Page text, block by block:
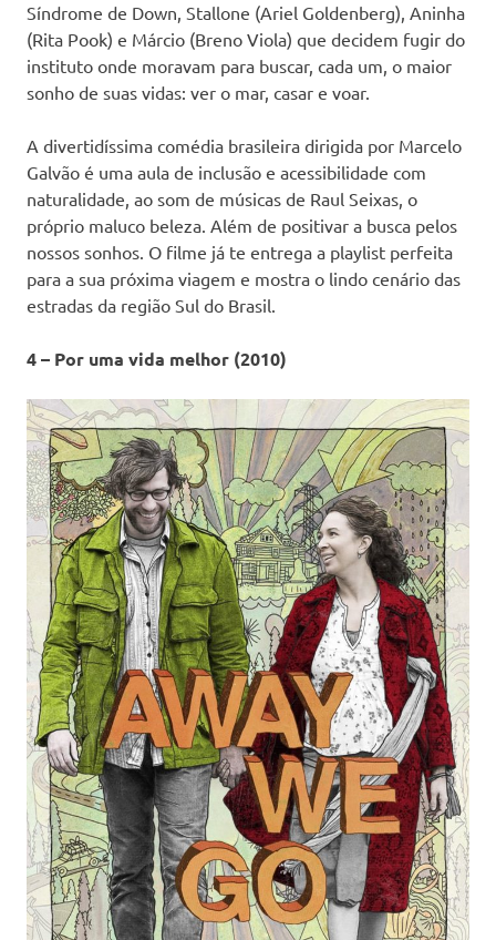
Síndrome de Down, Stallone (Ariel Goldenberg), Aninha
(Rita Pook) e Márcio (Breno Viola) que decidem fugir do
instituto onde moravam para buscar, cada um, o maior
sonho de suas vidas: ver o mar, casar e voar.
A divertidíssima comédia brasileira dirigida por Marcelo
Galvão é uma aula de inclusão e acessibilidade com
naturalidade, ao som de músicas de Raul Seixas, o
próprio maluco beleza. Além de positivar a busca pelos
nossos sonhos. O filme já te entrega a playlist perfeita
para a sua próxima viagem e mostra o lindo cenário das
estradas da região Sul do Brasil.
4 – Por uma vida melhor (2010)